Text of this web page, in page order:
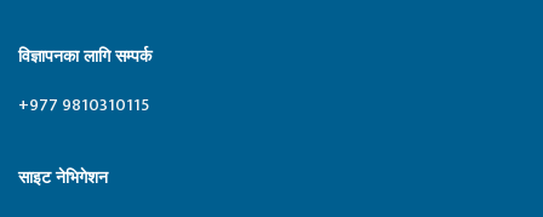
विज्ञापनका लागि सम्पर्क
+977 9810310115
साइट नेभिगेशन